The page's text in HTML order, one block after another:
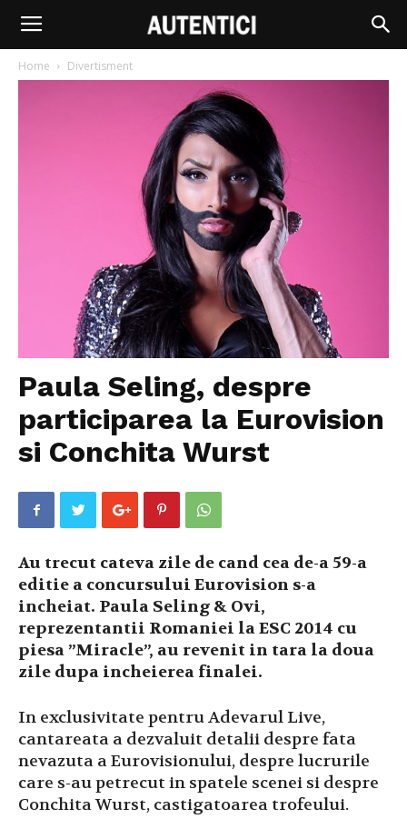
Home Divertisment
Paula Seling, despre
participarea la Eurovision
si Conchita Wurst
Au trecut cateva zile de cand cea de-a 59-a
editie a concursului Eurovision s-a
incheiat. Paula Seling & Ovi,
reprezentantii Romaniei la ESC 2014 cu
piesa ”Miracle”, au revenit in tara la doua
zile dupa incheierea finalei.
In exclusivitate pentru Adevarul Live,
cantareata a dezvaluit detalii despre fata
nevazuta a Eurovisionului, despre lucrurile
care s-au petrecut in spatele scenei si despre
Conchita Wurst, castigatoarea trofeului.